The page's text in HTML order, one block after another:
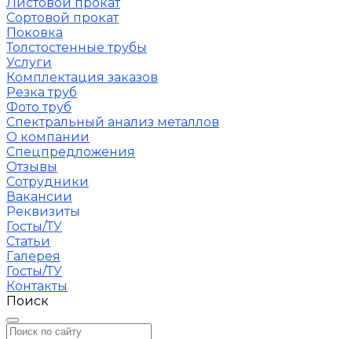
Сортовой прокат
Поковка
Толстостенные трубы
Услуги
Комплектация заказов
Резка труб
Фото труб
Спектральный анализ металлов
О компании
Спецпредложения
Отзывы
Сотрудники
Вакансии
Реквизиты
Госты/ТУ
Статьи
Галерея
Госты/ТУ
Контакты
Поиск